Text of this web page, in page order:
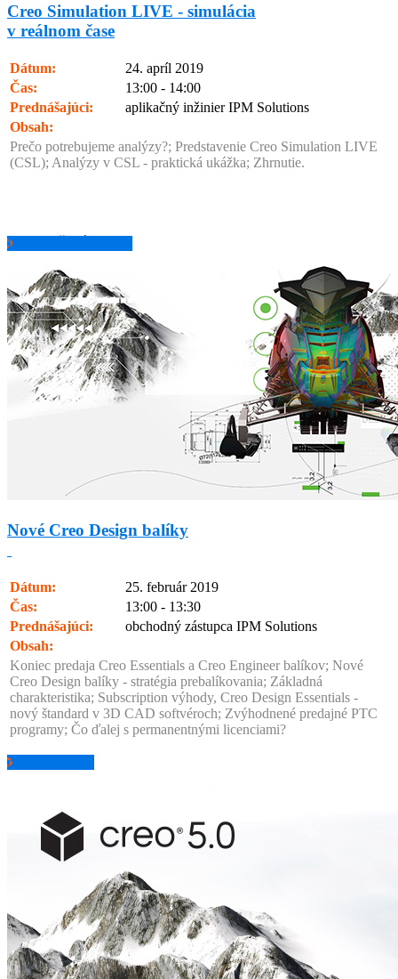
Creo Simulation LIVE - simulácia
v reálnom čase
Dátum:
24. apríl 2019
Čas:
13:00 - 14:00
Prednášajúci:
aplikačný inžinier IPM Solutions
Obsah:
Prečo potrebujeme analýzy?; Predstavenie Creo Simulation LIVE
(CSL); Analýzy v CSL - praktická ukážka; Zhrnutie.
POZRIEŤ ZÁZNAM
Nové Creo Design balíky
Dátum:
25. február 2019
Čas:
13:00 - 13:30
Prednášajúci:
obchodný zástupca IPM Solutions
Obsah:
Koniec predaja Creo Essentials a Creo Engineer balíkov; Nové
Creo Design balíky - stratégia prebalíkovania; Základná
charakteristika; Subscription výhody, Creo Design Essentials -
nový štandard v 3D CAD softvéroch; Zvýhodnené predajné PTC
programy; Čo ďalej s permanentnými licenciami?
pozrieť záznam